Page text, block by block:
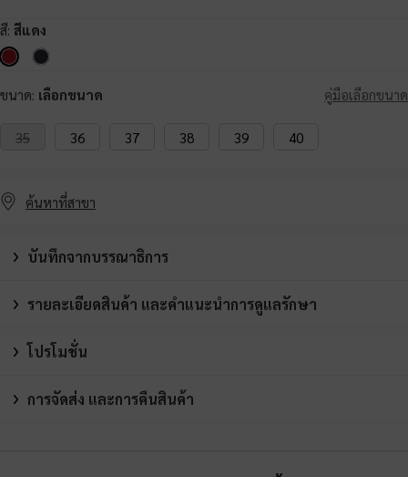
สี: สีแดง
ขนาด: เลือกขนาด คู่มือเลือกขนาด
35 36 37 38 39 40
ค้นหาที่สาขา
บันทึกจากบรรณาธิการ
รายละเอียดสินค้า และคำแนะนำการดูแลรักษา
โปรโมชั่น
การจัดส่ง และการคืนสินค้า